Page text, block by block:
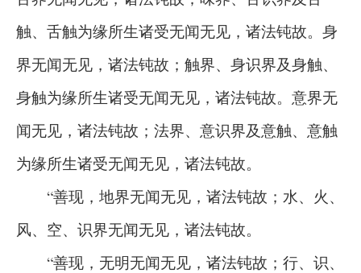
触、舌触为缘所生诸受无闻无见，诸法钝故。身
界无闻无见，诸法钝故；触界、身识界及身触、
身触为缘所生诸受无闻无见，诸法钝故。意界无
闻无见，诸法钝故；法界、意识界及意触、意触
为缘所生诸受无闻无见，诸法钝故。
“善现，地界无闻无见，诸法钝故；水、火、
风、空、识界无闻无见，诸法钝故。
“善现，无明无闻无见，诸法钝故；行、识、